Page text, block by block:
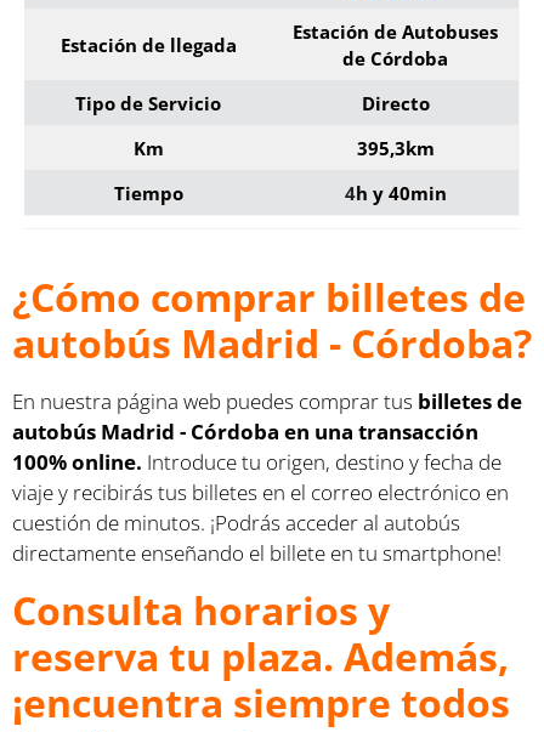
Estación de llegada
Estación de Autobuses
de Córdoba
Tipo de Servicio
Directo
Km
395,3km
Tiempo
4h y 40min
¿Cómo comprar billetes de
autobús Madrid - Córdoba?
En nuestra página web puedes comprar tus billetes de
autobús Madrid - Córdoba en una transacción
100% online. Introduce tu origen, destino y fecha de
viaje y recibirás tus billetes en el correo electrónico en
cuestión de minutos. ¡Podrás acceder al autobús
directamente enseñando el billete en tu smartphone!
Consulta horarios y
reserva tu plaza. Además,
¡encuentra siempre todos